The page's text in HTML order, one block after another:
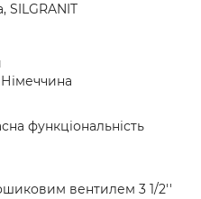
SILGRANIT
функціональність
вентилем 3 1/2''